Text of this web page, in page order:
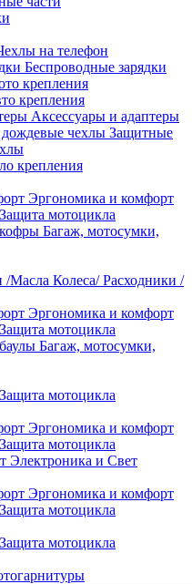
на телефон
Беспроводные зарядки
крепления
крепления
Аксессуары и адаптеры
Защитные
крепления
Эргономика и комфорт
Защита мотоцикла
Багаж, мотосумки,
Колеса/ Расходники /
Эргономика и комфорт
Защита мотоцикла
Багаж, мотосумки,
Защита мотоцикла
Эргономика и комфорт
Защита мотоцикла
Электроника и Свет
Эргономика и комфорт
Защита мотоцикла
Защита мотоцикла